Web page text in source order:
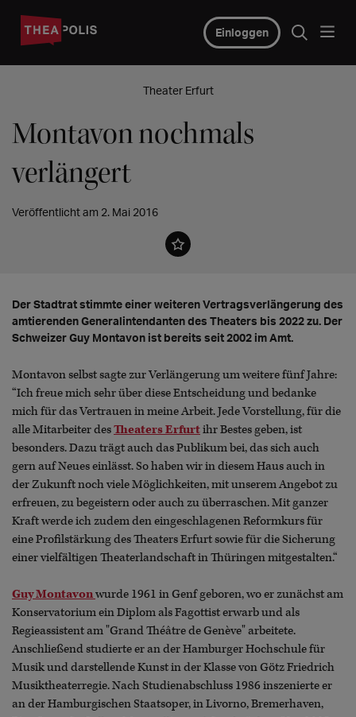
Einloggen
Theater Erfurt
Montavon nochmals
verlängert
Veröffentlicht am 2. Mai 2016
Der Stadtrat stimmte einer weiteren Vertragsverlängerung des
amtierenden Generalintendanten des Theaters bis 2022 zu. Der
Schweizer Guy Montavon ist bereits seit 2002 im Amt.
Montavon selbst sagte zur Verlängerung um weitere fünf Jahre:
“Ich freue mich sehr über diese Entscheidung und bedanke
mich für das Vertrauen in meine Arbeit. Jede Vorstellung, für die
alle Mitarbeiter desTheaters Erfurtihr Bestes geben, ist
besonders. Dazu trägt auch das Publikum bei, das sich auch
gern auf Neues einlässt. So haben wir in diesem Haus auch in
der Zukunft noch viele Möglichkeiten, mit unserem Angebot zu
erfreuen, zu begeistern oder auch zu überraschen. Mit ganzer
Kraft werde ich zudem den eingeschlagenen Reformkurs für
eine Profilstärkung des Theaters Erfurt sowie für die Sicherung
einer vielfältigen Theaterlandschaft in Thüringen mitgestalten.“
Guy Montavonwurde 1961 in Genf geboren, wo er zunächst am
Konservatorium ein Diplom als Fagottist erwarb und als
Regieassistent am "Grand Théâtre de Genève" arbeitete.
Anschließend studierte er an der Hamburger Hochschule für
Musik und darstellende Kunst in der Klasse von Götz Friedrich
Musiktheaterregie. Nach Studienabschluss 1986 inszenierte er
an der Hamburgischen Staatsoper, in Livorno, Bremerhaven,